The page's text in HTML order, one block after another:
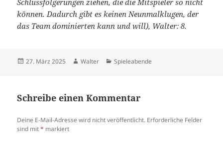
können. Dadurch gibt es keinen Neunmalklugen, der
das Team dominierten kann und will), Walter: 8.
Veröffentlicht
27. März 2025 Autor
Walter Kategorien
Spieleabende
Schreibe einen Kommentar
Deine E-Mail-Adresse wird nicht veröffentlicht. Erforderliche Felder
sind mit* markiert